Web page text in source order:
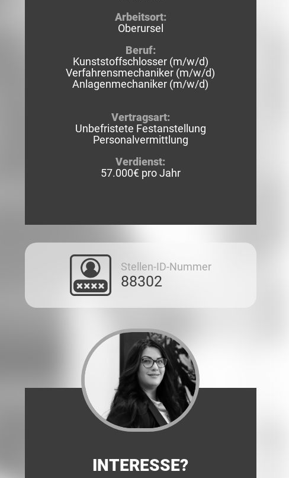
Arbeitsort:
Oberursel
Beruf:
Kunststoffschlosser (m/w/d)
Verfahrensmechaniker (m/w/d)
Anlagenmechaniker (m/w/d)
Vertragsart:
Unbefristete Festanstellung
Personalvermittlung
Verdienst:
57.000€ pro Jahr
Stellen-ID-Nummer
88302
INTERESSE?